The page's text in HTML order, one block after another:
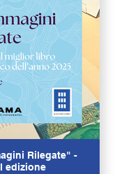
Rilegate" -
edizione